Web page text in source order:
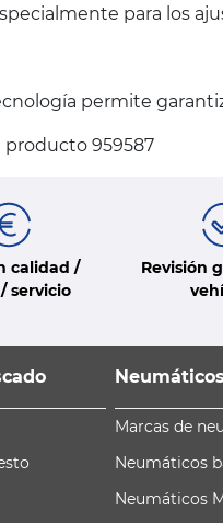
para los
permite
producto 959587
calidad /
servicio
Revisión
Neumáticos
Marcas de
Neumáticos
Neumáticos